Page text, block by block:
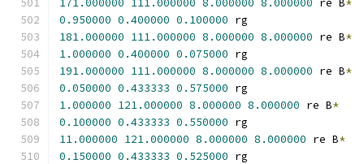
171.000000 111.000000 8.000000 8.000000 re B*
0.950000 0.400000 0.100000 rg
181.000000 111.000000 8.000000 8.000000 re B*
1.000000 0.400000 0.075000 rg
191.000000 111.000000 8.000000 8.000000 re B*
0.050000 0.433333 0.575000 rg
1.000000 121.000000 8.000000 8.000000 re B*
0.100000 0.433333 0.550000 rg
11.000000 121.000000 8.000000 8.000000 re B*
0.150000 0.433333 0.525000 rg